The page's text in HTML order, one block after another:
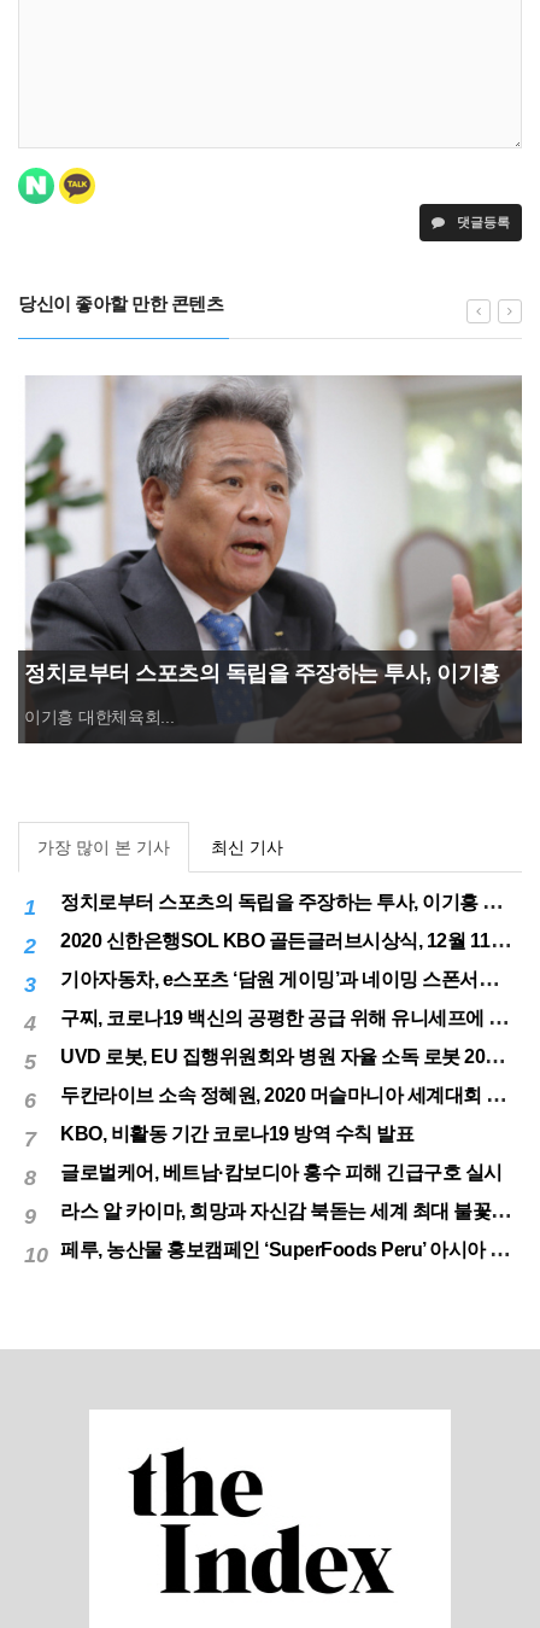
댓글등록
당신이 좋아할 만한 콘텐츠
정치로부터 스포츠의 독립을 주장하는 투사, 이기흥
대한체육회장 연임 성공
이기흥 대한체육회...
가장 많이 본 기사 최신 기사
1 정치로부터 스포츠의 독립을 주장하는 투사, 이기흥 대한체육회장 연임 성공
2 2020 신한은행SOL KBO 골든글러브시상식, 12월 11일(금) 시행
3 기아자동차, e스포츠 ‘담원 게이밍’과 네이밍 스폰서십 체결
4 구찌, 코로나19 백신의 공평한 공급 위해 유니세프에 50만달러 기부
5 UVD 로봇, EU 집행위원회와 병원 자율 소독 로봇 200대 공급 계약
6 두칸라이브 소속 정혜원, 2020 머슬마니아 세계대회 우승
7 KBO, 비활동 기간 코로나19 방역 수칙 발표
8 글로벌케어, 베트남·캄보디아 홍수 피해 긴급구호 실시
9 라스 알 카이마, 희망과 자신감 북돋는 세계 최대 불꽃놀이
10 페루, 농산물 홍보캠페인 ‘SuperFoods Peru’ 아시아 진출개척